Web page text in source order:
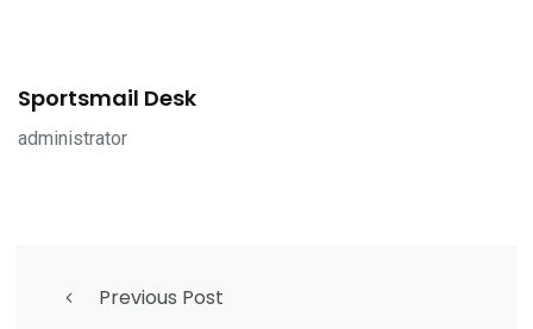
Sportsmail Desk
administrator
Previous Post